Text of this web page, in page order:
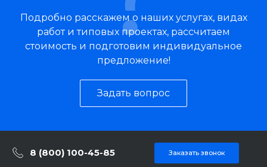
Подробно расскажем о наших услугах, видах
работ и типовых проектах, рассчитаем
стоимость и подготовим индивидуальное
предложение!
Задать вопрос
8 (800) 100-45-85 Заказать звонок